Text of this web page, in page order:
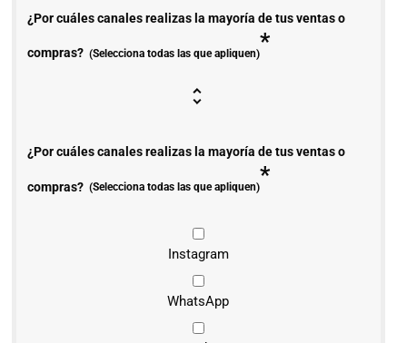
¿Por cuáles canales realizas la mayoría de tus ventas o
compras? (Selecciona todas las que apliquen)*
¿Por cuáles canales realizas la mayoría de tus ventas o
compras? (Selecciona todas las que apliquen)*
Instagram
WhatsApp